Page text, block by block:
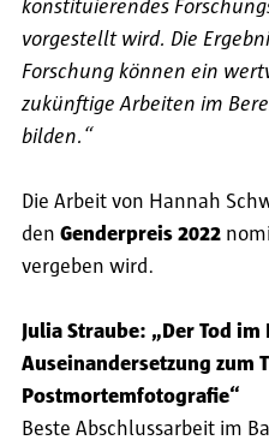
konstituierendes
vorgestellt wird. Die
Forschung können ein
zukünftige Arbeiten im
bilden.“
Die Arbeit von Hannah
den Genderpreis 2022
vergeben wird.
Julia Straube: „Der Tod
Auseinandersetzung zum
Postmortemfotografie“
Beste Abschlussarbeit im